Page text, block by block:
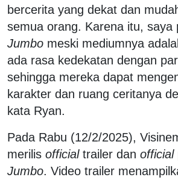
bercerita yang dekat dan
semua orang. Karena itu, saya
Jumbo meski mediumnya
ada rasa kedekatan dengan
sehingga mereka dapat
karakter dan ruang ceritanya
kata Ryan.
Pada Rabu (12/2/2025),
merilis officialtrailer dan official
Jumbo. Video trailer